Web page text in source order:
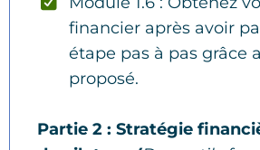
financier après avoir
étape pas à pas grâce
proposé.
Partie 2 : Stratégie